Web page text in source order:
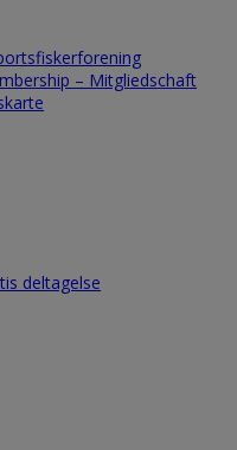
– Mitgliedschaft
deltagelse